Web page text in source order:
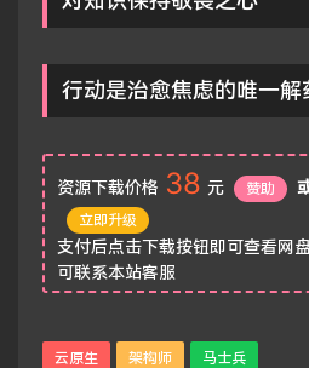
行动是治愈焦虑的唯一解
资源下载价格 38 元 赞助
立即升级
支付后点击下载按钮即可查看网
可联系本站客服
云原生 架构师 马士兵